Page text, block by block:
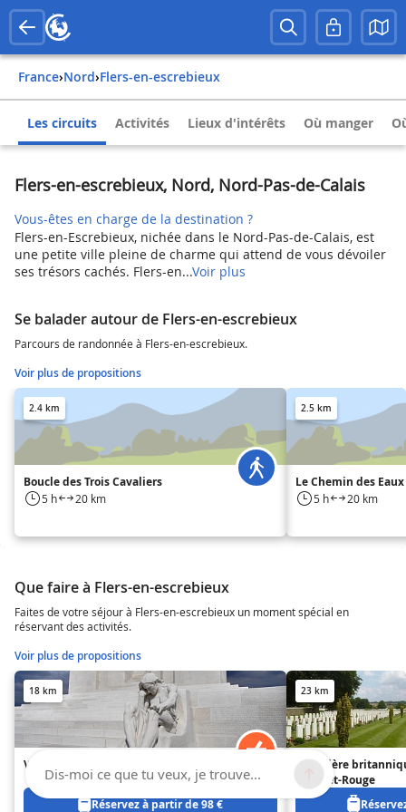
France› Nord› Flers-en-escrebieux
Les circuits Activités Lieux d'intérêts Où manger
Flers-en-escrebieux, Nord, Nord-Pas-de-Calais
Vous-êtes en charge de la destination ?
Flers-en-Escrebieux, nichée dans le Nord-Pas-de-Calais, est
une petite ville pleine de charme qui attend de vous dévoiler
ses trésors cachés. Flers-en...Voir plus
Se balader autour de Flers-en-escrebieux
Parcours de randonnée à Flers-en-escrebieux.
Voir plus de propositions
2.4 km
Boucle des Trois Cavaliers
5 h 20 km
2.5 km
Le Chemin des Eaux
5 h 20 km
Que faire à Flers-en-escrebieux
Faites de votre séjour à Flers-en-escrebieux un moment spécial en
réservant des activités.
Voir plus de propositions
18 km
Vimy
Réservez à partir de 98 €
23 km
Cimetière
Cabaret-Rouge
Dis-moi ce que tu veux, je trouve...